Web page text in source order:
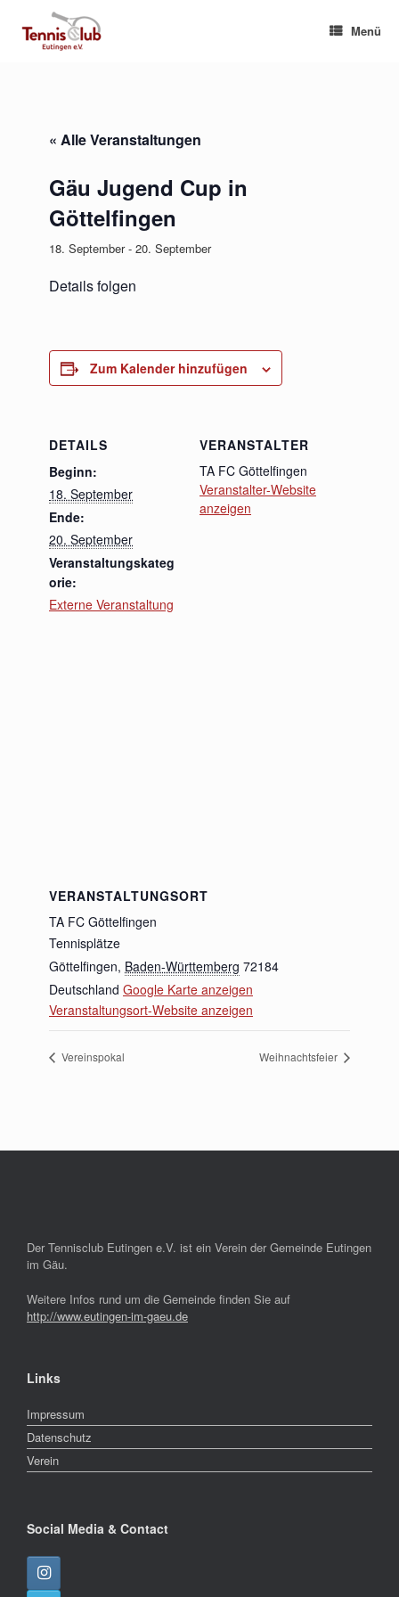
Inhalt
springen
Menü
« Alle Veranstaltungen
Gäu Jugend Cup in
Göttelfingen
18. September- 20. September
Details folgen
Zum Kalender hinzufügen
DETAILS
Beginn:
18. September
Ende:
20. September
Veranstaltungskateg
orie:
Externe Veranstaltung
VERANSTALTER
TA FC Göttelfingen
Veranstalter-Website
anzeigen
VERANSTALTUNGSORT
TA FC Göttelfingen
Tennisplätze
Göttelfingen, Baden-Württemberg 72184
Deutschland Google Karte anzeigen
Veranstaltungsort-Website anzeigen
Vereinspokal Weihnachtsfeier
Der Tennisclub Eutingen e.V. ist ein Verein der Gemeinde Eutingen
im Gäu.
Weitere Infos rund um die Gemeinde finden Sie auf
http://www.eutingen-im-gaeu.de
Links
Impressum
Datenschutz
Verein
Social Media & Contact